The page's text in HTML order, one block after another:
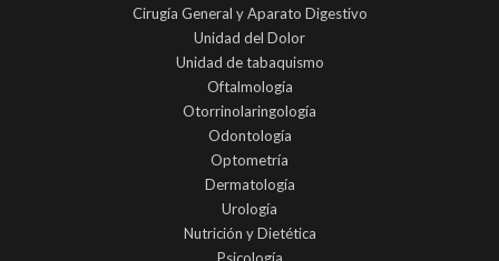
Cirugía General y Aparato Digestivo
Unidad del Dolor
Unidad de tabaquismo
Oftalmología
Otorrinolaringología
Odontología
Optometría
Dermatología
Urología
Nutrición y Dietética